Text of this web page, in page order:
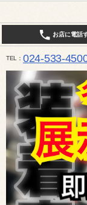
お店に電話
TEL 024-533-